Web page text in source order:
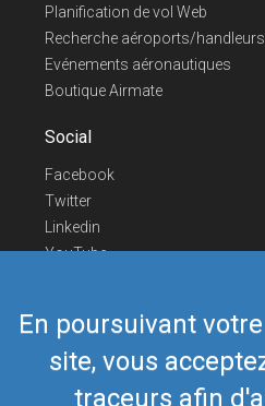
En poursuivant
site, vous
traceurs afin
Planification de vol Web
Recherche aéroports/handleurs
Evénements aéronautiques
Boutique Airmate
Social
Facebook
Twitter
Linkedin
YouTube
Nous contacter
Téléphone Europe+352
Téléphone US/Canada418-